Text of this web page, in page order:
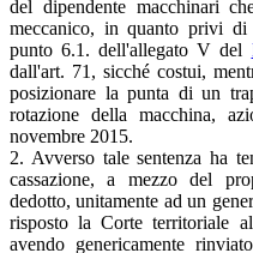
del dipendente macchinari
meccanico, in quanto privi
punto 6.1. dell'allegato V del
dall'art. 71, sicché costui,
posizionare la punta di un
rotazione della macchina,
novembre 2015.
2. Avverso tale sentenza ha
cassazione, a mezzo del
dedotto, unitamente ad un
risposto la Corte territoriale
avendo genericamente